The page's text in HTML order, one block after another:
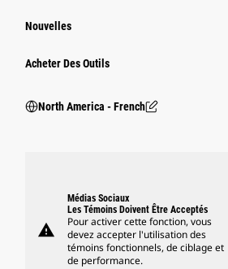
Nouvelles
Acheter Des Outils
North America - French
warning
Médias Sociaux
Les Témoins Doivent Être Acceptés
Pour activer cette fonction, vous
devez accepter l'utilisation des
témoins fonctionnels, de ciblage et
de performance.